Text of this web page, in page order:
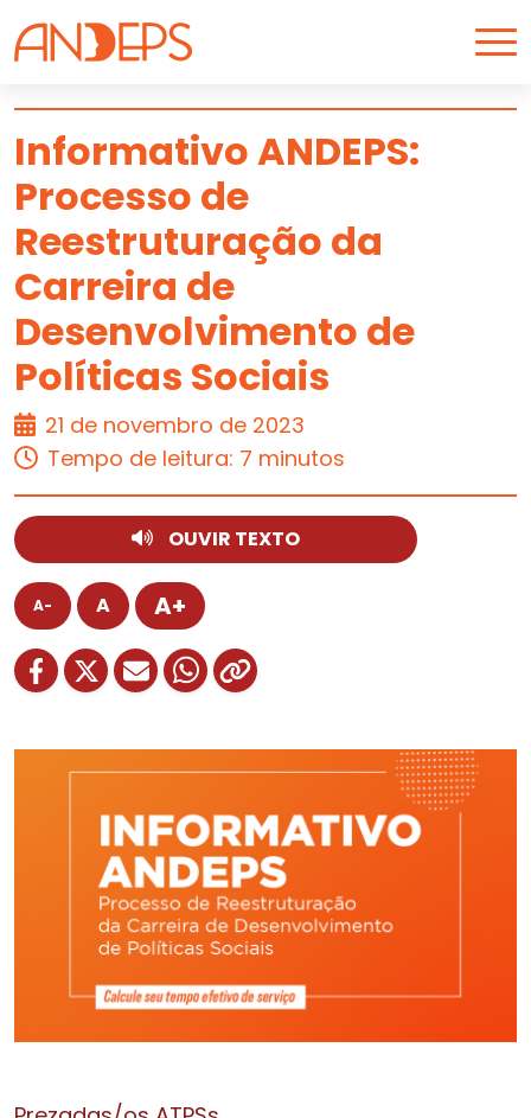
Skip to content
ARTIGO
Informativo ANDEPS:
Processo de
Reestruturação da
Carreira de
Desenvolvimento de
Políticas Sociais
21 de novembro de 2023
Tempo de leitura: 7 minutos
OUVIR TEXTO
A- A A+